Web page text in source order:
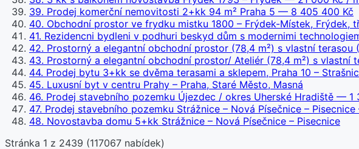
39. Prodej komerční nemovitosti 2+kk 94 m² Praha 5 — 8 405 400 Kč
40. Obchodní prostor ve frydku mistku 1800 – Frýdek-Místek, Frýdek,
41. Rezidencni bydleni v podhuri beskyd dům s modernimi
42. Prostorný a elegantní obchodní prostor (78,4 m²) s vlastní terasou
43. Prostorný a elegantní obchodní prostor/ Ateliér (78,4 m²) s vlastní
44. Prodej bytu 3+kk se dvěma terasami a sklepem, Praha 10 –
45. Luxusní byt v centru Prahy – Praha, Staré Město, Masná
46. Prodej stavebního pozemku Újezdec / okres Uherské Hradiště — 1
47. Prodej stavebního pozemku Strážnice – Nová Písečnice – Pisecnice
48. Novostavba domu 5+kk Strážnice – Nová Písečnice – Pisecnice
Stránka 1 z 2439 (117067 nabídek)